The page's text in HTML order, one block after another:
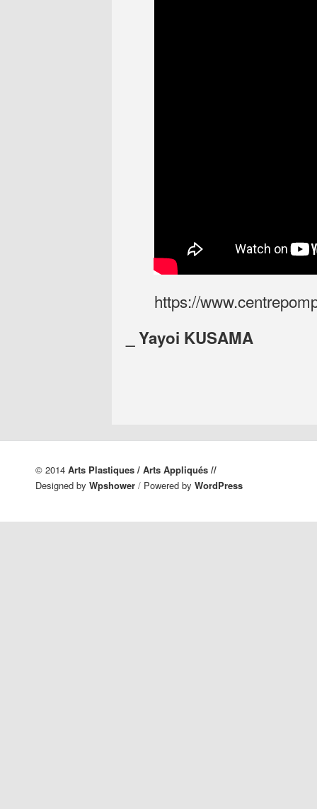
https://
_ Yayoi KUSAMA
© 2014 Arts Plastiques / Arts Appliqués //
Designed by Wpshower / Powered by WordPress